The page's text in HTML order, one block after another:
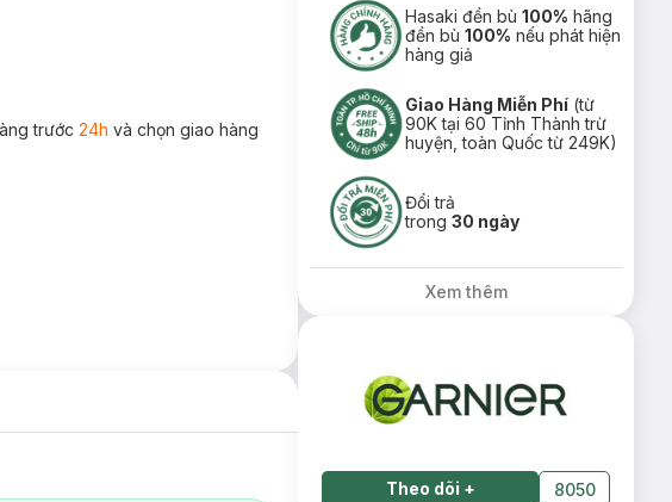
trước 24h và chọn giao hàng
Hasaki đền bù100% hãng
đền bù100% nếu phát hiện
hàng giả
Giao Hàng Miễn Phí (từ
90K tại 60 Tỉnh Thành trừ
huyện, toàn Quốc từ 249K)
Đổi trả
trong30 ngày
Xem thêm
Theo dõi + 8050